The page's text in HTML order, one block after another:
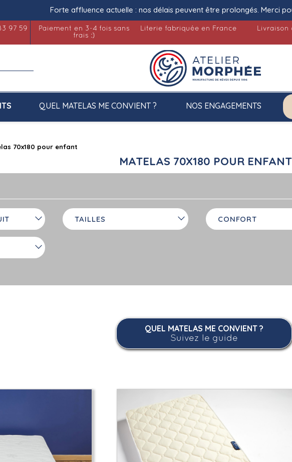
Forte affluence actuelle : nos délais peuvent être prolongés. Merci
97 59
Paiement en 3-4 fois sans
frais :)
Literie fabriquée en France Livraison
QUEL MATELAS ME CONVIENT ? NOS ENGAGEMENTS
70x180 pour enfant
MATELAS 70X180 POUR ENFANT
TAILLES CONFORT
QUEL MATELAS ME CONVIENT ?
Suivez le guide